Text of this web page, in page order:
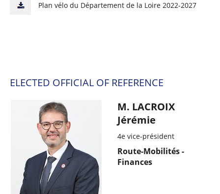
Plan vélo du Département de la Loire 2022-2027
ELECTED OFFICIAL OF REFERENCE
M. LACROIX
Jérémie
4e vice-président
Route-Mobilités -
Finances